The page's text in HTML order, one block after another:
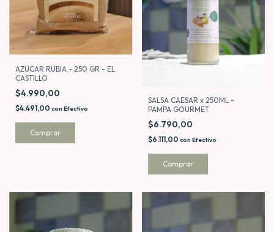
AZUCAR RUBIA - 250 GR - EL
CASTILLO
$4.990,00
$4.491,00 con Efectivo
SALSA CAESAR x 250ML -
PAMPA GOURMET
$6.790,00
$6.111,00 con Efectivo